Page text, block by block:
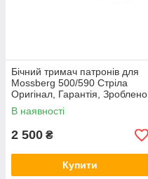
Бічний тримач патронів для
Mossberg 500/590 Стріла
Оригінал, Гарантія, Зроблено
в Україні!!!
В наявності
2 500 ₴
Купити